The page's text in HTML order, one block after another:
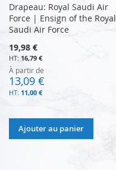
Drapeau: Royal Saudi Air
Force | Ensign of the Royal
Saudi Air Force
19,98 €
16,79 €
À partir de
13,09 €
11,00 €
Ajouter au panier